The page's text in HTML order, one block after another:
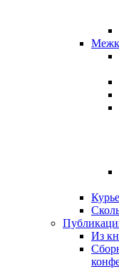
Из